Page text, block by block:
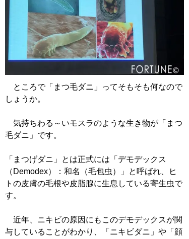
ところで「まつ毛ダニ」ってそもそも何なので
しょうか。
気持ちわる～いモスラのような生き物が「まつ
毛ダニ」です。
「まつげダニ」とは正式には「デモデックス
（Demodex）：和名（毛包虫）」と呼ばれ、ヒ
トの皮膚の毛根や皮脂腺に生息している寄生虫で
す。
近年、ニキビの原因にもこのデモデックスが関
与していることがわかり、「ニキビダニ」や「顔